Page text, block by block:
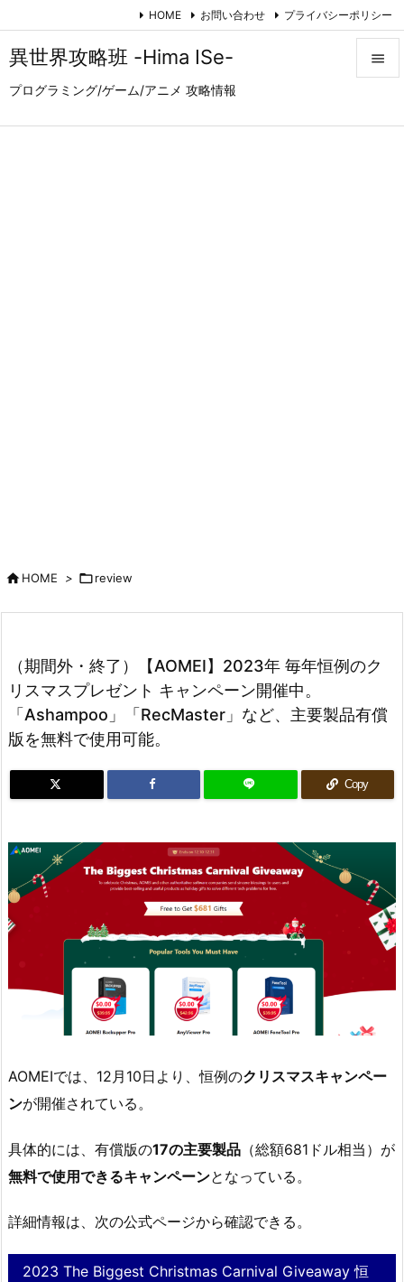
異世界攻略班 -Hima ISe-
プログラミング/ゲーム/アニメ 攻略情報

HOME お問い合わせ プライバシーポリシー
HOME > review
（期間外・終了）【AOMEI】2023年 毎年恒例のク
リスマスプレゼント キャンペーン開催中。
「Ashampoo」「RecMaster」など、主要製品有償
版を無料で使用可能。
Copy
AOMEIでは、12月10日より、恒例のクリスマスキャンペー
ンが開催されている。
具体的には、有償版の17の主要製品 （総額681ドル相当）が
無料で使用できるキャンペーンとなっている。
詳細情報は、次の公式ページから確認できる。
2023 The Biggest Christmas Carnival Giveaway 恒